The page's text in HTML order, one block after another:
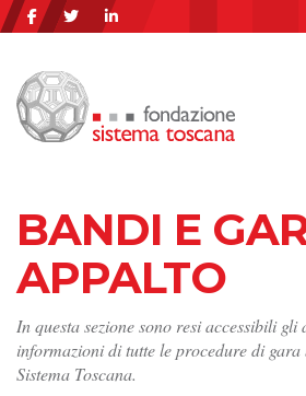
BANDI E
APPALTO
In questa sezione sono resi accessibili
informazioni di tutte le procedure di
Sistema Toscana.